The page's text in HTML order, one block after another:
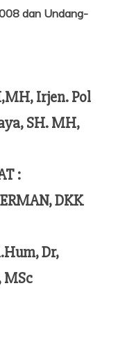
dan Undang-
Irjen. Pol
SH. MH,
:
DKK
Dr,
MSc